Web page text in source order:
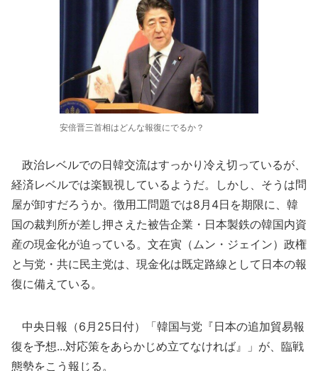
安倍晋三首相はどんな報復にでるか？
政治レベルでの日韓交流はすっかり冷え切っているが、
経済レベルでは楽観視しているようだ。しかし、そうは問
屋が卸すだろうか。徴用工問題では8月4日を期限に、韓
国の裁判所が差し押さえた被告企業・日本製鉄の韓国内資
産の現金化が迫っている。文在寅（ムン・ジェイン）政権
と与党・共に民主党は、現金化は既定路線として日本の報
復に備えている。
中央日報（6月25日付）「韓国与党『日本の追加貿易報
復を予想...対応策をあらかじめ立てなければ』」が、臨戦
態勢をこう報じる。